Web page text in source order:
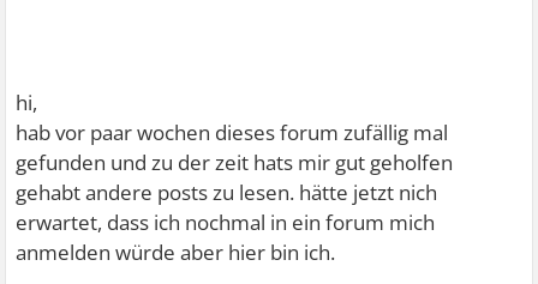
hi,
hab vor paar wochen dieses forum zufällig mal
gefunden und zu der zeit hats mir gut geholfen
gehabt andere posts zu lesen. hätte jetzt nich
erwartet, dass ich nochmal in ein forum mich
anmelden würde aber hier bin ich.